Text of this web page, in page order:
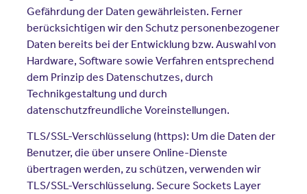
Gefährdung der Daten gewährleisten. Ferner
berücksichtigen wir den Schutz personenbezogener
Daten bereits bei der Entwicklung bzw. Auswahl von
Hardware, Software sowie Verfahren entsprechend
dem Prinzip des Datenschutzes, durch
Technikgestaltung und durch
datenschutzfreundliche Voreinstellungen.
TLS/SSL-Verschlüsselung (https): Um die Daten der
Benutzer, die über unsere Online-Dienste
übertragen werden, zu schützen, verwenden wir
TLS/SSL-Verschlüsselung. Secure Sockets Layer